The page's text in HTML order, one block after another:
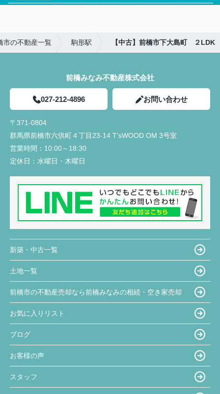
市の不動産一覧 駒形駅 【中古】前橋市下大島町 ２LDK
前橋みなみ不動産株式会社
027-212-4896 お問い合わせ
〒371-0804
群馬県前橋市六供町４丁目23‐14 T'sWOOD OM 3号室
営業時間： 10:00～18:30
定休日： 水曜日・木曜日
新築・中古一覧
土地一覧
前橋市の不動産売却なら前橋みなみの相続・空き家売却
お気に入りリスト
ブログ
お客様の声
スタッフ